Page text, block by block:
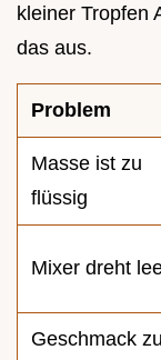
kleiner Tropfen
das aus.
Problem
Masse ist zu
flüssig
Mixer dreht
Geschmack zu